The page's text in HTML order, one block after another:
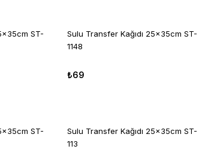
ST-
Sulu Transfer Kağıdı 25x35cm ST-
1148
₺69
ST-
Sulu Transfer Kağıdı 25x35cm ST-
113